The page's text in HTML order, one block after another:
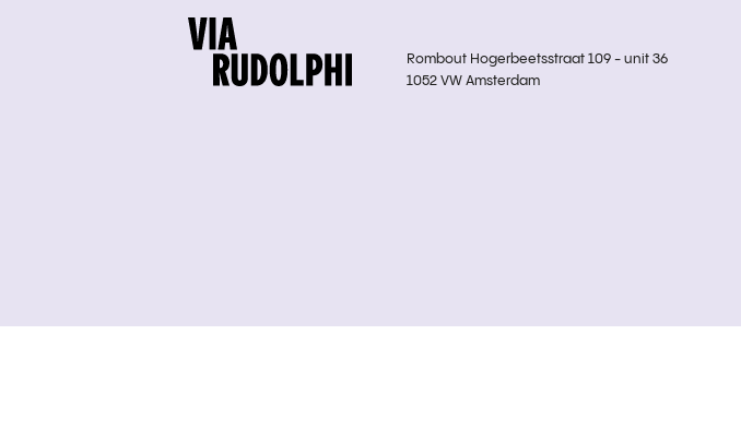
Rombout Hogerbeetsstraat 109 - unit 36
1052 VW Amsterdam